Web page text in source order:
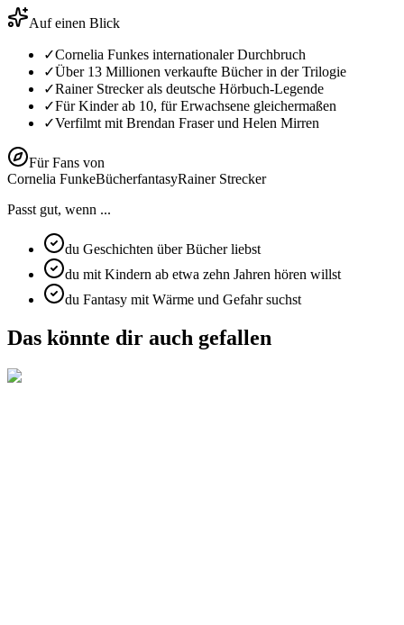
Auf einen Blick
✓Cornelia Funkes internationaler Durchbruch
✓Über 13 Millionen verkaufte Bücher in der Trilogie
✓Rainer Strecker als deutsche Hörbuch-Legende
✓Für Kinder ab 10, für Erwachsene gleichermaßen
✓Verfilmt mit Brendan Fraser und Helen Mirren
Für Fans von
Cornelia FunkeBücherfantasyRainer Strecker
Passt gut, wenn ...
du Geschichten über Bücher liebst
du mit Kindern ab etwa zehn Jahren hören willst
du Fantasy mit Wärme und Gefahr suchst
Das könnte dir auch gefallen